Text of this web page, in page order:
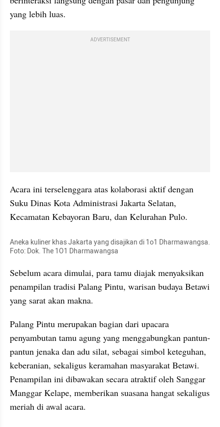
yang lebih luas.
ADVERTISEMENT
Acara ini terselenggara atas kolaborasi aktif dengan
Suku Dinas Kota Administrasi Jakarta Selatan,
Kecamatan Kebayoran Baru, dan Kelurahan Pulo.
Aneka kuliner khas Jakarta yang disajikan di 1o1 Dharmawangsa.
Foto: Dok. The 1O1 Dharmawangsa
Sebelum acara dimulai, para tamu diajak menyaksikan
penampilan tradisi Palang Pintu, warisan budaya Betawi
yang sarat akan makna.
Palang Pintu merupakan bagian dari upacara
penyambutan tamu agung yang menggabungkan pantun-
pantun jenaka dan adu silat, sebagai simbol keteguhan,
keberanian, sekaligus keramahan masyarakat Betawi.
Penampilan ini dibawakan secara atraktif oleh Sanggar
Manggar Kelape, memberikan suasana hangat sekaligus
meriah di awal acara.